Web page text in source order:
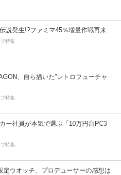
説発生!?ファミマ45％増量作戦再来
特集
、自ら描いた”レトロフューチャ
特集
ー社員が本気で選ぶ「10万円台PC3
特集
定ウオッチ、プロデューサーの感想は